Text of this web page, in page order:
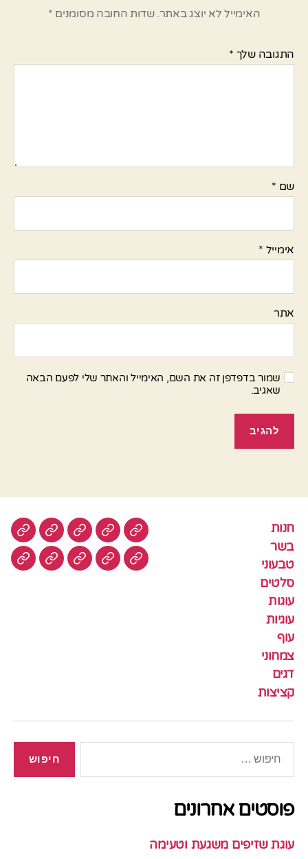
האימייל לא יוצג באתר. שדות החובה מסומנים *
התגובה שלך *
שם *
אימייל *
אתר
שמור בדפדפן זה את השם, האימייל והאתר שלי לפעם הבאה
שאגיב.
חנות
בשר
טבעוני
סלטים
עוגות
עוגיות
עוף
צמחוני
דגים
קציצות
חנות בשר טבעוניסלטים
עוגיותעוף צמחונידגים
פוסטים אחרונים
עוגת שזיפים משגעת וטעימה